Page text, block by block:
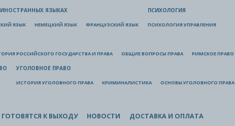
ЯЗЫКАХ
ЯЗЫК НЕМЕЦКИЙ ЯЗЫК ФРАНЦУЗСКИЙ ЯЗЫК
ПСИХОЛОГИЯ
ПСИХОЛОГИЯ УПРАВЛЕНИЯ
РОССИЙСКОГО ГОСУДАРСТВА И ПРАВА ОБЩИЕ ВОПРОСЫ ПРАВА РИМСКОЕ ПРАВО
УГОЛОВНОЕ ПРАВО
ИСТОРИЯ УГОЛОВНОГО ПРАВА КРИМИНАЛИСТИКА ОСНОВЫ УГОЛОВНОГО ПРАВА
ГОТОВЯТСЯ К ВЫХОДУ НОВОСТИ ДОСТАВКА И ОПЛАТА